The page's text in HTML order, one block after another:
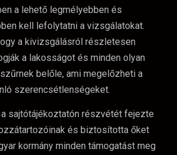
a lehető legmélyebben és
kell lefolytatni a vizsgálatokat.
a kivizsgálásról részletesen
a lakosságot és minden olyan
belőle, ami megelőzheti a
szerencsétlenségeket.
sajtótájékoztatón részvétét fejezte
és biztosította őket
kormány minden támogatást meg